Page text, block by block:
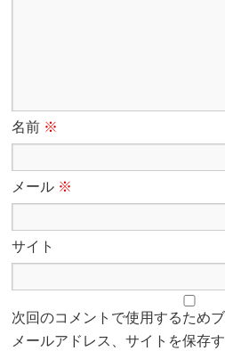
名前 ※
メール ※
サイト
次回のコメントで使用するため
メールアドレス、サイトを保存す